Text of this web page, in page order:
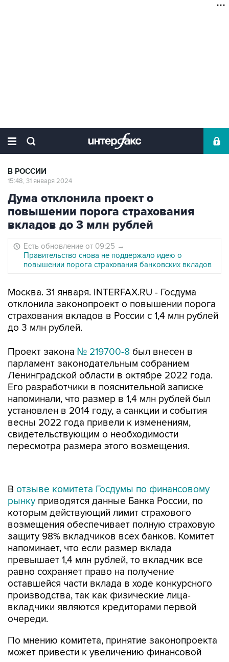
В РОССИИ
15:48, 31 января 2024
Дума отклонила проект о
повышении порога страхования
вкладов до 3 млн рублей
Есть обновление от 09:25 →
Правительство снова не поддержало идею о
повышении порога страхования банковских вкладов
Москва. 31 января. INTERFAX.RU - Госдума
отклонила законопроект о повышении порога
страхования вкладов в России с 1,4 млн рублей
до 3 млн рублей.
Проект закона № 219700-8 был внесен в
парламент законодательным собранием
Ленинградской области в октябре 2022 года.
Его разработчики в пояснительной записке
напоминали, что размер в 1,4 млн рублей был
установлен в 2014 году, а санкции и события
весны 2022 года привели к изменениям,
свидетельствующим о необходимости
пересмотра размера этого возмещения.
которым действующий лимит страхового
возмещения обеспечивает полную страховую
защиту 98% вкладчиков всех банков. Комитет
напоминает, что если размер вклада
превышает 1,4 млн рублей, то вкладчик все
равно сохраняет право на получение
оставшейся части вклада в ходе конкурсного
производства, так как физические лица-
вкладчики являются кредиторами первой
очереди.
По мнению комитета, принятие законопроекта
нагрузки на систему страхования вкладов,
увеличению ставок страховых взносов для